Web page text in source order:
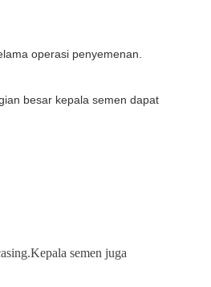
operasi penyemenan.
besar kepala semen dapat
semen juga